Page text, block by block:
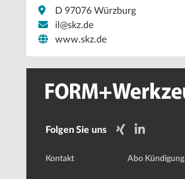
D 97076 Würzburg
il@skz.de
www.skz.de
Folgen Sie uns
Kontakt Abo Kündigung